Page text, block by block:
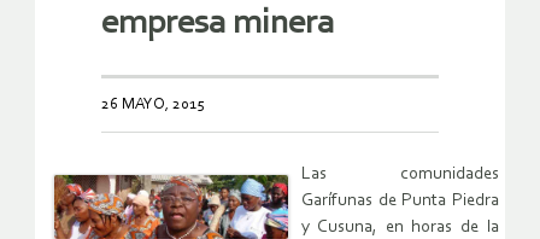
empresa minera
26 MAYO, 2015
Las comunidades
Garífunas de Punta Piedra
y Cusuna, en horas de la